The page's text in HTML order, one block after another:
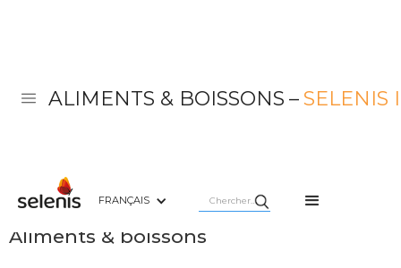
FRANÇAIS
ALIMENTS & BOISSONS –
Selenis Infinite™
Aliments & boissons